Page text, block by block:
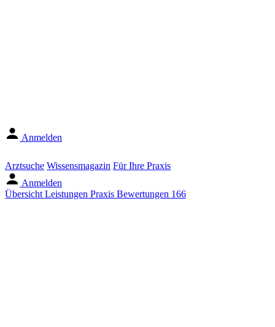
Anmelden
Arztsuche Wissensmagazin Für Ihre Praxis
Anmelden
Übersicht Leistungen Praxis Bewertungen 166